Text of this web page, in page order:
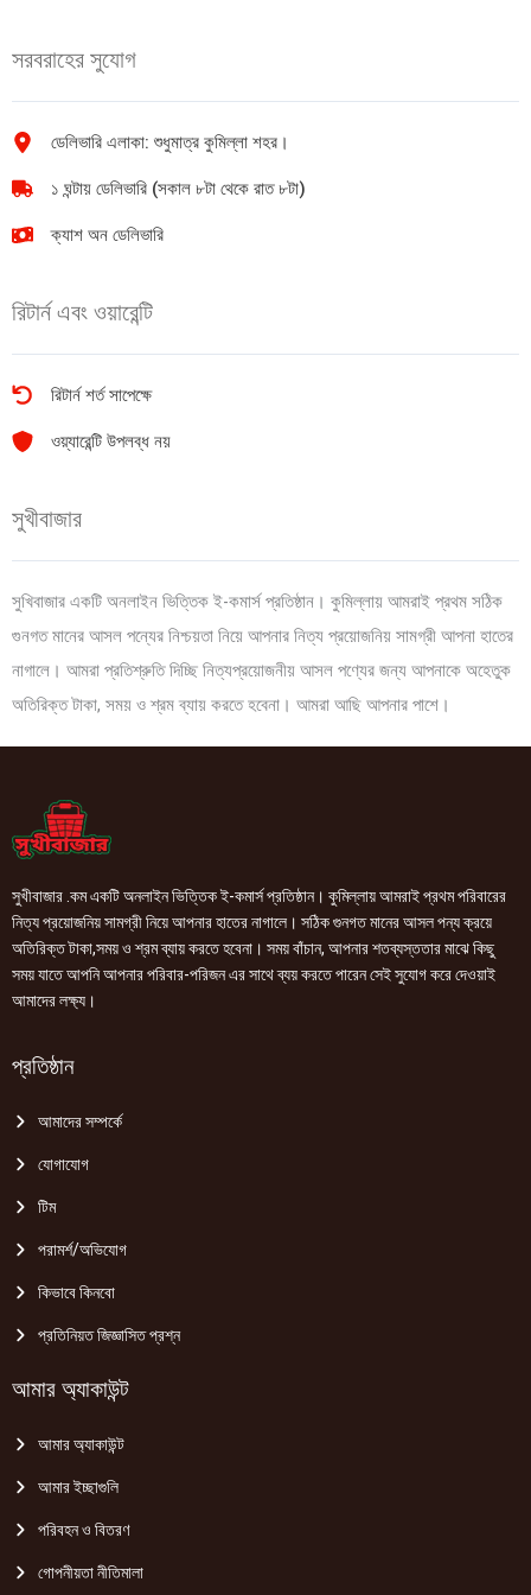
100gm
সরবরাহের সুযোগ
ডেলিভারি এলাকা: শুধুমাত্র কুমিল্লা শহর।
১ ঘন্টায় ডেলিভারি (সকাল ৮টা থেকে রাত ৮টা)
ক্যাশ অন ডেলিভারি
রিটার্ন এবং ওয়ারেন্টি
রিটার্ন শর্ত সাপেক্ষে
ওয়্যারেন্টি উপলব্ধ নয়
সুখীবাজার
সুখিবাজার একটি অনলাইন ভিত্তিক ই-কমার্স প্রতিষ্ঠান। কুমিল্লায় আমরাই প্রথম সঠিক
গুনগত মানের আসল পন্যের নিশ্চয়তা নিয়ে আপনার নিত্য প্রয়োজনিয় সামগ্রী আপনা হাতের
নাগালে। আমরা প্রতিশ্রুতি দিচ্ছি নিত্যপ্রয়োজনীয় আসল পণ্যের জন্য আপনাকে অহেতুক
অতিরিক্ত টাকা, সময় ও শ্রম ব্যায় করতে হবেনা। আমরা আছি আপনার পাশে।
সুখীবাজার .কম একটি অনলাইন ভিত্তিক ই-কমার্স প্রতিষ্ঠান। কুমিল্লায় আমরাই প্রথম পরিবারের
নিত্য প্রয়োজনিয় সামগ্রী নিয়ে আপনার হাতের নাগালে। সঠিক গুনগত মানের আসল পন্য ক্রয়ে
অতিরিক্ত টাকা,সময় ও শ্রম ব্যায় করতে হবেনা। সময় বাঁচান, আপনার শতব্যস্ততার মাঝে কিছু
সময় যাতে আপনি আপনার পরিবার-পরিজন এর সাথে ব্যয় করতে পারেন সেই সুযোগ করে দেওয়াই
আমাদের লক্ষ্য।
প্রতিষ্ঠান
আমাদের সম্পর্কে
যোগাযোগ
টিম
পরামর্শ/অভিযোগ
কিভাবে কিনবো
প্রতিনিয়ত জিজ্ঞাসিত প্রশ্ন
আমার অ্যাকাউন্ট
আমার অ্যাকাউন্ট
আমার ইচ্ছাগুলি
পরিবহন ও বিতরণ
গোপনীয়তা নীতিমালা